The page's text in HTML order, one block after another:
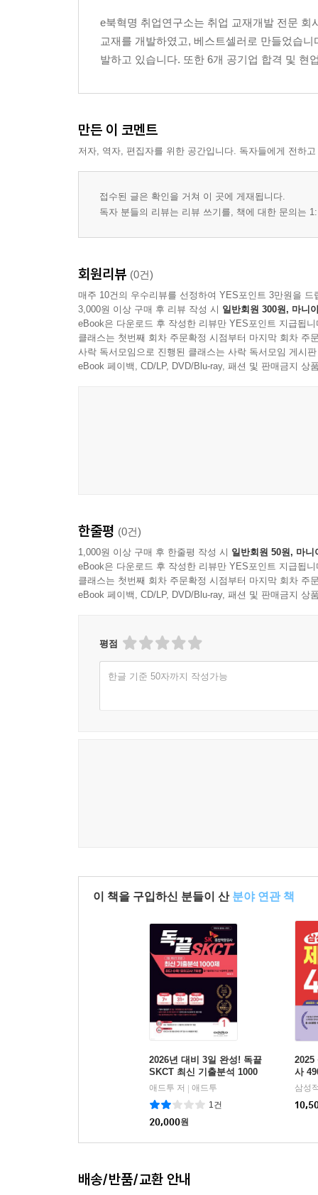
02 실전 모의고사 2회
Ⅰ 수리논리
Ⅰ 수리논리
Ⅱ 추리
정답과 해설
e북혁명 취업연구소는 취업 교재개발 전문
교재를 개발하였고, 베스트셀러로 만들었습
발하고 있습니다. 또한 6개 공기업 합격 및 현
만든 이 코멘트
저자, 역자, 편집자를 위한 공간입니다. 독자들에게 전하
접수된 글은 확인을 거쳐 이 곳에 게재됩니다.
독자 분들의 리뷰는 리뷰 쓰기를, 책에 대한 문의는
회원리뷰 (0건)
매주 10건의 우수리뷰를 선정하여 YES포인트 3만원을 드
3,000원 이상 구매 후 리뷰 작성 시 일반회원 300원, 마니
eBook은 다운로드 후 작성한 리뷰만 YES포인트 지급됩니
클래스는 첫번째 회차 주문확정 시점부터 마지막 회차 주
사락 독서모임으로 진행된 클래스는 사락 독서모임 게시
eBook 페이백, CD/LP, DVD/Blu-ray, 패션 및 판매금지 상
한줄평 (0건)
1,000원 이상 구매 후 한줄평 작성 시 일반회원 50원, 마니
eBook은 다운로드 후 작성한 리뷰만 YES포인트 지급됩니
클래스는 첫번째 회차 주문확정 시점부터 마지막 회차 주
eBook 페이백, CD/LP, DVD/Blu-ray, 패션 및 판매금지 상
평점
한글 기준 50자까지 작성가능
이 책을 구입하신 분들이 산 분야 연관 책
2026년 대비 3일 완성! 독끝
SKCT 최신 기출분석 1000
제
애드투 저 | 애드투
1건
20,000원
2025
사
삼성
배송/반품/교환 안내